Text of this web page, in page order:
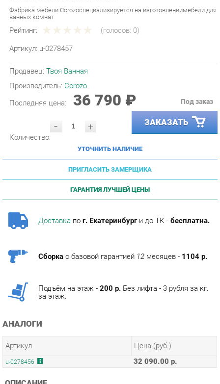
Рейтинг: (голосов:
Артикул: u-0278457
Продавец:
Производитель: Corozo
Последняя цена: 36 790 ₽
- + ЗАКАЗАТЬ
УТОЧНИТЬ НАЛИЧИЕ
ПРИГЛАСИТЬ ЗАМЕРЩИКА
ГАРАНТИЯ ЛУЧШЕЙ ЦЕНЫ
Доставкапог. Екатеринбурги до ТК -бесплатна.
Подъём на этаж - 200 р.
АНАЛОГИ
Фабрика мебели Corozo специализируется на
изготовлении мебели для ванных комнат.